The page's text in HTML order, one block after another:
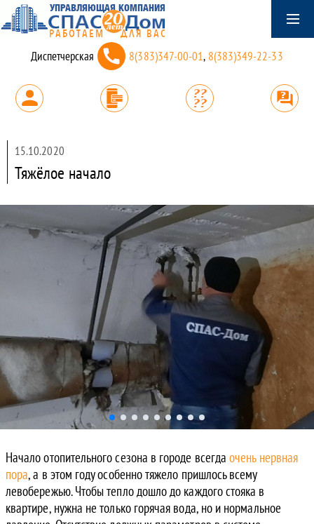
Диспетчерская 8(383)347-00-01, 8(383)349-22-33
15.10.2020
Тяжёлое начало
Начало отопительного сезона в городе всегда очень нервная
пора, а в этом году особенно тяжело пришлось всему
левобережью. Чтобы тепло дошло до каждого стояка в
квартире, нужна не только горячая вода, но и нормальное